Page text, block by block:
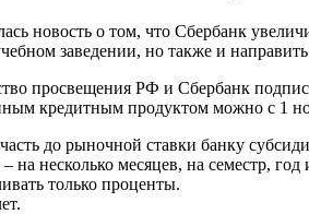
новость о том, что Сбербанк
заведении, но также и
просвещения РФ и Сбербанк
кредитным продуктом можно с 1
до рыночной ставки банку
несколько месяцев, на семестр, год
только проценты.